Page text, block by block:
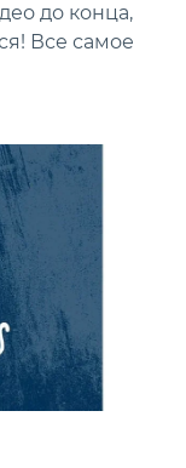
до конца,
Все самое